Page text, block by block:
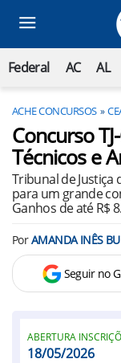
Federal AC AL
ACHE CONCURSOS
Concurso
Técnicos e
Tribunal de Justiça
para um grande
Ganhos de até R$
PorAMANDA INÊS
Seguir no
ABERTURA
18/05/2026